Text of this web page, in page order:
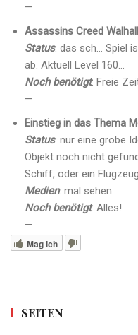
—
Assassins Creed
Status: das sch… Spiel
ab. Aktuell Level 160…
Noch benötigt: Freie
—
Einstieg in das Thema
Status: nur eine grobe
Objekt noch nicht
Schiff, oder ein
Medien: mal sehen
Noch benötigt: Alles!
—
Mag ich
SEITEN